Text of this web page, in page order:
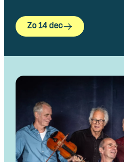
Zo 14 dec